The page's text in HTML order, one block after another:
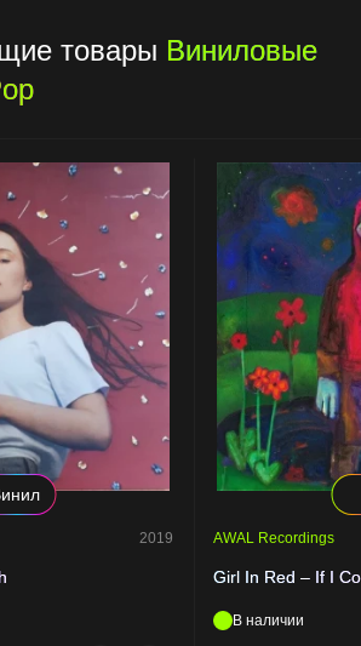
товары Виниловые
2019 AWAL Recordings
Girl In Red – If I
В наличии